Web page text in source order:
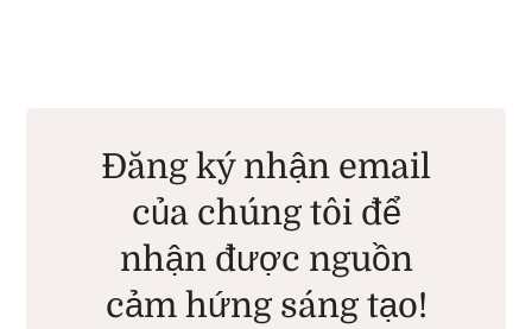
Đăng ký nhận email
của chúng tôi để
nhận được nguồn
cảm hứng sáng tạo!